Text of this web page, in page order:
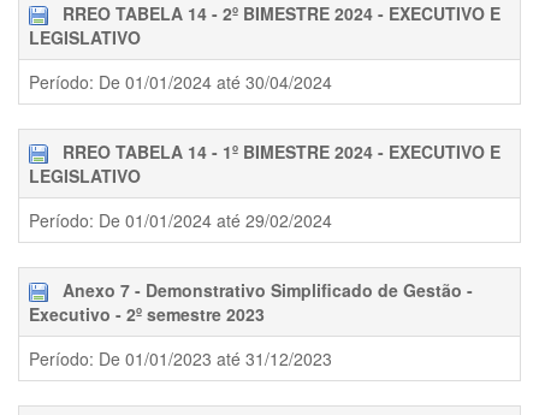
RREO TABELA 14 - 2º BIMESTRE 2024 - EXECUTIVO E
LEGISLATIVO
Período: De 01/01/2024 até 30/04/2024
RREO TABELA 14 - 1º BIMESTRE 2024 - EXECUTIVO E
LEGISLATIVO
Período: De 01/01/2024 até 29/02/2024
Anexo 7 - Demonstrativo Simplificado de Gestão -
Executivo - 2º semestre 2023
Período: De 01/01/2023 até 31/12/2023